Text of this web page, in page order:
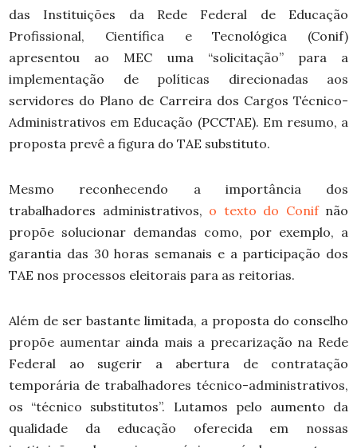
das Instituições da Rede Federal de Educação
Profissional, Científica e Tecnológica (Conif)
apresentou ao MEC uma “solicitação” para a
implementação de políticas direcionadas aos
servidores do Plano de Carreira dos Cargos Técnico-
Administrativos em Educação (PCCTAE). Em resumo, a
proposta prevê a figura do TAE substituto.
Mesmo reconhecendo a importância dos
trabalhadores administrativos, o texto do Conifnão
propõe solucionar demandas como, por exemplo, a
garantia das 30 horas semanais e a participação dos
TAE nos processos eleitorais para as reitorias.
Além de ser bastante limitada, a proposta do conselho
propõe aumentar ainda mais a precarização na Rede
Federal ao sugerir a abertura de contratação
temporária de trabalhadores técnico-administrativos,
os “técnico substitutos”. Lutamos pelo aumento da
qualidade da educação oferecida em nossas